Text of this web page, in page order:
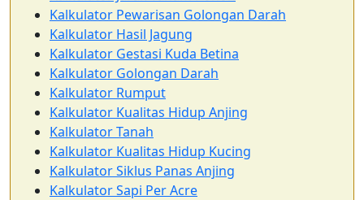
Kalkulator Pewarisan Golongan Darah
Kalkulator Hasil Jagung
Kalkulator Gestasi Kuda Betina
Kalkulator Golongan Darah
Kalkulator Rumput
Kalkulator Kualitas Hidup Anjing
Kalkulator Tanah
Kalkulator Kualitas Hidup Kucing
Kalkulator Siklus Panas Anjing
Kalkulator Sapi Per Acre